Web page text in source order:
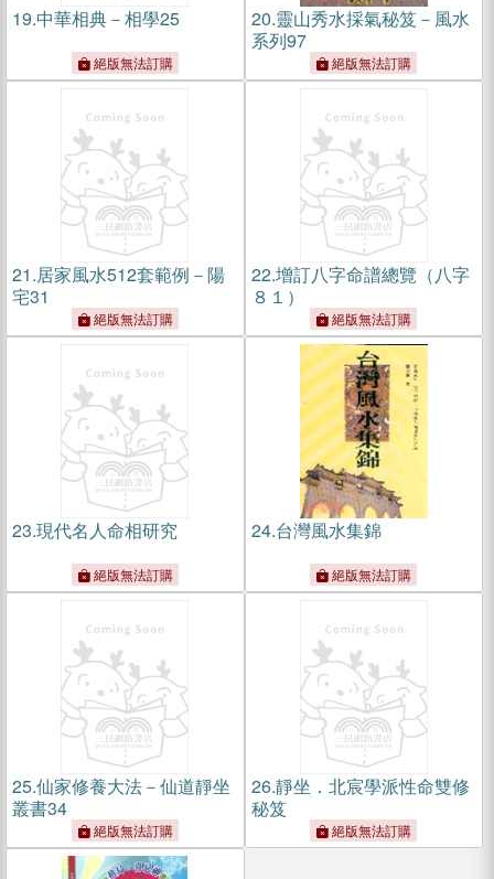
19.中華相典－相學25
絕版無法訂購
20.靈山秀水採氣秘笈－風水
系列97
絕版無法訂購
21.居家風水512套範例－陽
宅31
絕版無法訂購
22.增訂八字命譜總覽（八字
８１）
絕版無法訂購
23.現代名人命相研究
絕版無法訂購
24.台灣風水集錦
絕版無法訂購
25.仙家修養大法－仙道靜坐
叢書34
絕版無法訂購
26.靜坐．北宸學派性命雙修
秘笈
絕版無法訂購